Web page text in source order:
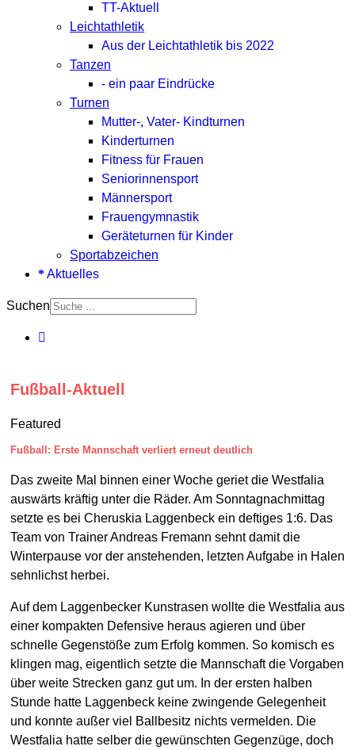
TT-Aktuell
Leichtathletik
Aus der Leichtathletik bis 2022
Tanzen
- ein paar Eindrücke
Turnen
Mutter-, Vater- Kindturnen
Kinderturnen
Fitness für Frauen
Seniorinnensport
Männersport
Frauengymnastik
Geräteturnen für Kinder
Sportabzeichen
Aktuelles
Suchen
Fußball-Aktuell
Featured
Fußball: Erste Mannschaft verliert erneut deutlich
Das zweite Mal binnen einer Woche geriet die Westfalia
auswärts kräftig unter die Räder. Am Sonntagnachmittag
setzte es bei Cheruskia Laggenbeck ein deftiges 1:6. Das
Team von Trainer Andreas Fremann sehnt damit die
Winterpause vor der anstehenden, letzten Aufgabe in Halen
sehnlichst herbei.
Auf dem Laggenbecker Kunstrasen wollte die Westfalia aus
einer kompakten Defensive heraus agieren und über
schnelle Gegenstöße zum Erfolg kommen. So komisch es
klingen mag, eigentlich setzte die Mannschaft die Vorgaben
über weite Strecken ganz gut um. In der ersten halben
Stunde hatte Laggenbeck keine zwingende Gelegenheit
und konnte außer viel Ballbesitz nichts vermelden. Die
Westfalia hatte selber die gewünschten Gegenzüge, doch